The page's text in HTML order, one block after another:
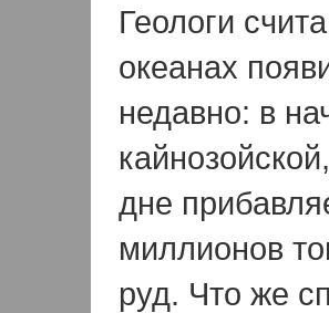
Геологи
океанах
недавно: в
дне
миллионов
руд. Что же